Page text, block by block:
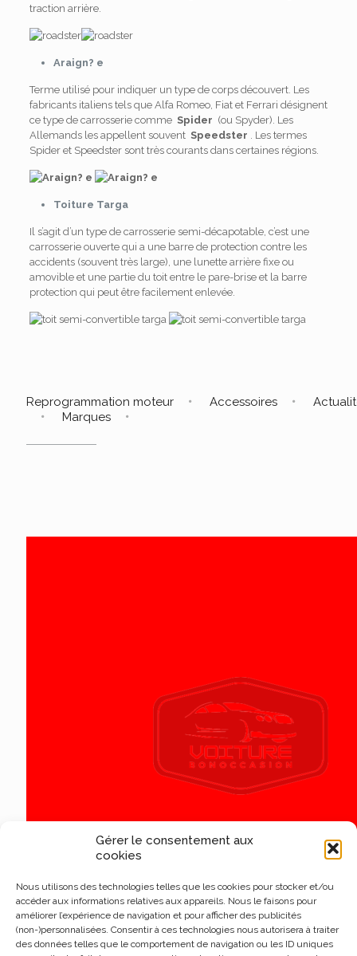
Gérer le consentement aux
cookies
Nous utilisons des technologies telles que les cookies pour stocker et/ou
accéder aux informations relatives aux appareils. Nous le faisons pour
améliorer l’expérience de navigation et pour afficher des publicités
(non-)personnalisées. Consentir à ces technologies nous autorisera à traiter
des données telles que le comportement de navigation ou les ID uniques
traction arrière.
Araign? e
Terme utilisé pour indiquer un type de corps découvert. Les
fabricants italiens tels que Alfa Romeo, Fiat et Ferrari désignent
ce type de carrosserie comme Spider (ou Spyder). Les
Allemands les appellent souvent Speedster . Les termes
Spider et Speedster sont très courants dans certaines régions.
Toiture Targa
Il s’agit d’un type de carrosserie semi-décapotable, c’est une
carrosserie ouverte qui a une barre de protection contre les
accidents (souvent très large), une lunette arrière fixe ou
amovible et une partie du toit entre le pare-brise et la barre
protection qui peut être facilement enlevée.
Reprogrammation moteur Accessoires
Marques